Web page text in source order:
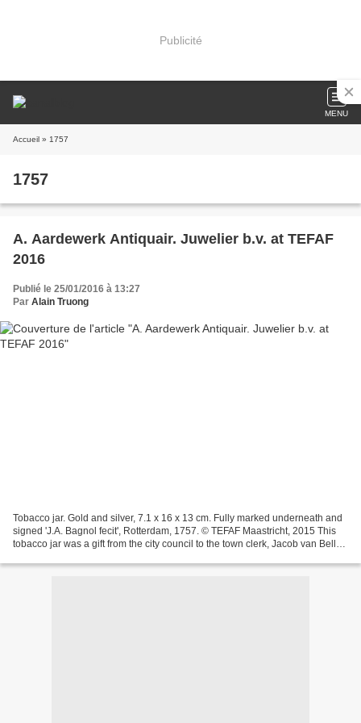
Publicité
MENU
Accueil » 1757
1757
A. Aardewerk Antiquair. Juwelier b.v. at TEFAF
2016
Publié le 25/01/2016 à 13:27
Par Alain Truong
Tobacco jar. Gold and silver, 7.1 x 16 x 13 cm. Fully marked underneath and
signed 'J.A. Bagnol fecit', Rotterdam, 1757. © TEFAF Maastricht, 2015 This
tobacco jar was a gift from the city council to the town clerk, Jacob van Belle,